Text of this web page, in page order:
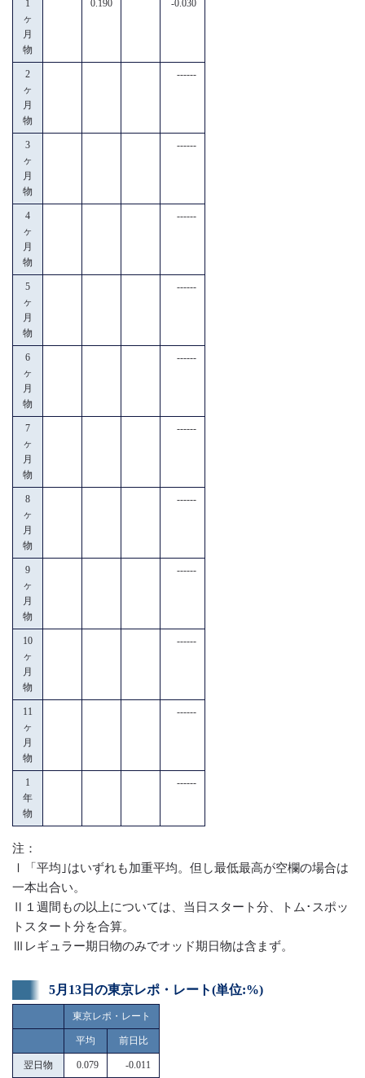
1
ヶ
月
物
0.190 -0.030
2
ヶ
月
物
------
3
ヶ
月
物
------
4
ヶ
月
物
------
5
ヶ
月
物
------
6
ヶ
月
物
------
7
ヶ
月
物
------
8
ヶ
月
物
------
9
ヶ
月
物
------
10
ヶ
月
物
------
11
ヶ
月
物
------
1
年
物
------
注：
Ⅰ「平均｣はいずれも加重平均。但し最低最高が空欄の場合は
一本出合い。
Ⅱ１週間もの以上については、当日スタート分、トム･スポッ
トスタート分を合算。
Ⅲレギュラー期日物のみでオッド期日物は含まず。
5月13日の東京レポ・レート(単位:%)
東京レポ・レート
平均 前日比
翌日物 0.079 -0.011